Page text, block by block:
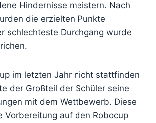
Hindernisse meistern. Nach
die erzielten Punkte
schlechteste Durchgang wurde
im letzten Jahr nicht stattfinden
der Großteil der Schüler seine
mit dem Wettbewerb. Diese
Vorbereitung auf den Robocup